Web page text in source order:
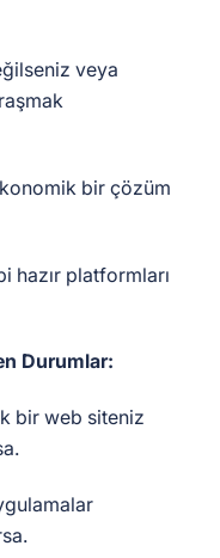
veya
bir çözüm
hazır platformları
Durumlar:
bir web siteniz